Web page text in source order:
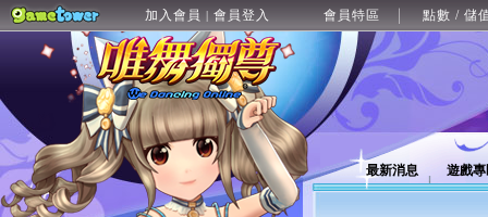
加入會員 | 會員登入 會員特區 點數 / 儲
最新消息 遊戲